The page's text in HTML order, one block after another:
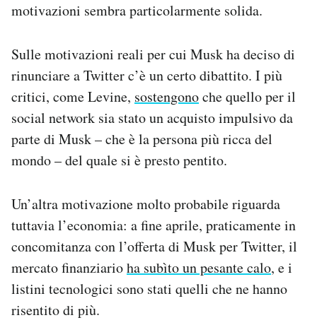
motivazioni sembra particolarmente solida.
Sulle motivazioni reali per cui Musk ha deciso di
rinunciare a Twitter c’è un certo dibattito. I più
critici, come Levine, sostengonoche quello per il
social network sia stato un acquisto impulsivo da
parte di Musk – che è la persona più ricca del
mondo – del quale si è presto pentito.
Un’altra motivazione molto probabile riguarda
tuttavia l’economia: a fine aprile, praticamente in
concomitanza con l’offerta di Musk per Twitter, il
mercato finanziarioha subìto un pesante calo, e i
listini tecnologici sono stati quelli che ne hanno
risentito di più.